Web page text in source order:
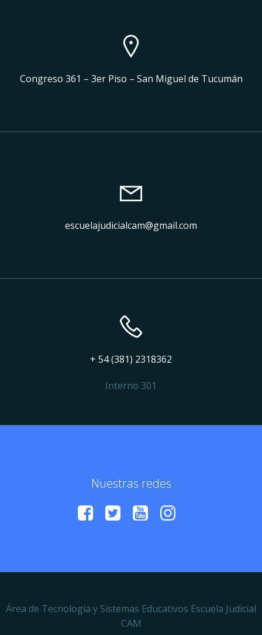
Congreso 361 – 3er Piso – San Miguel de Tucumán
escuelajudicialcam@gmail.com
+ 54 (381) 2318362
Interno 301
Nuestras redes
Área de Tecnología y Sistemas Educativos Escuela Judicial
CAM